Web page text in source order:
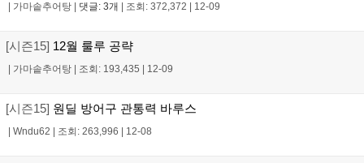
가마솥추어탕 댓글: 3개 조회: 372,372 12-09
[시즌15] 12월 룰루 공략
가마솥추어탕 조회: 193,435 12-09
[시즌15] 원딜 방어구 관통력 바루스
Wndu62 조회: 263,996 12-08